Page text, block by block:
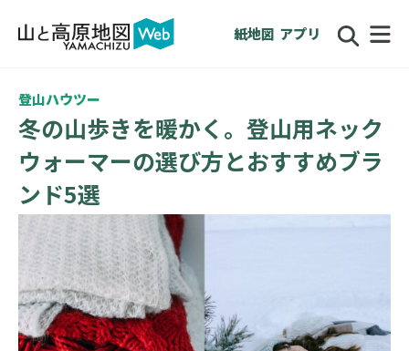
紙地図 アプリ
登山ハウツー
冬の山歩きを暖かく。登山用ネック
ウォーマーの選び方とおすすめブラ
ンド5選